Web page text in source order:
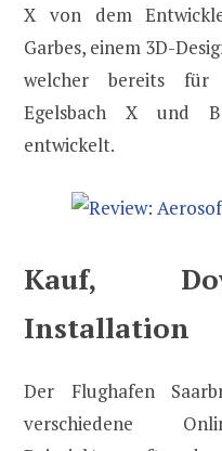
X von dem
Garbes, einem 3D-
welcher bereits für
Egelsbach X und
entwickelt.
Kauf,
Installation
Der Flughafen
verschiedene